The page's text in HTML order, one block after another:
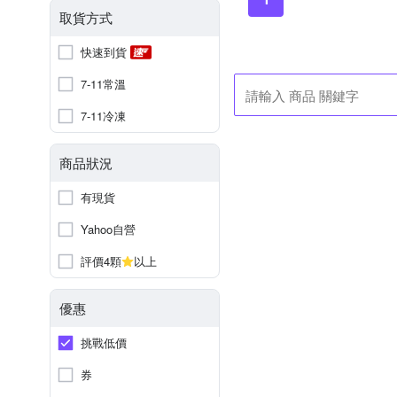
取貨方式
快速到貨
7-11常溫
7-11冷凍
商品狀況
有現貨
Yahoo自營
評價4顆
以上
優惠
挑戰低價
券